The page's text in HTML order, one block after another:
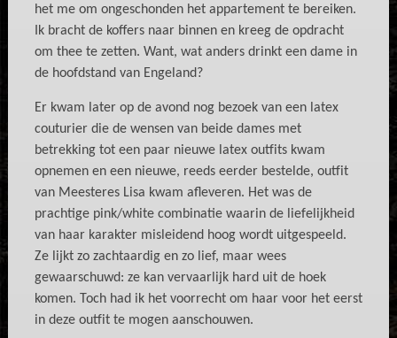
het me om ongeschonden het appartement te bereiken.
Ik bracht de koffers naar binnen en kreeg de opdracht
om thee te zetten. Want, wat anders drinkt een dame in
de hoofdstand van Engeland?
Er kwam later op de avond nog bezoek van een latex
couturier die de wensen van beide dames met
betrekking tot een paar nieuwe latex outfits kwam
opnemen en een nieuwe, reeds eerder bestelde, outfit
van Meesteres Lisa kwam afleveren. Het was de
prachtige pink/white combinatie waarin de liefelijkheid
van haar karakter misleidend hoog wordt uitgespeeld.
Ze lijkt zo zachtaardig en zo lief, maar wees
gewaarschuwd: ze kan vervaarlijk hard uit de hoek
komen. Toch had ik het voorrecht om haar voor het eerst
in deze outfit te mogen aanschouwen.